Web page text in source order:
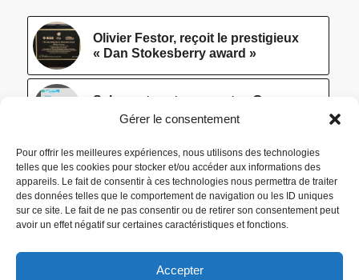
Gérer le consentement
Pour offrir les meilleures expériences, nous utilisons des technologies
telles que les cookies pour stocker et/ou accéder aux informations des
appareils. Le fait de consentir à ces technologies nous permettra de traiter
des données telles que le comportement de navigation ou les ID uniques
sur ce site. Le fait de ne pas consentir ou de retirer son consentement peut
avoir un effet négatif sur certaines caractéristiques et fonctions.
Accepter
Olivier Festor, reçoit le prestigieux
« Dan Stokesberry award »
Salons et portes ouvertes Groupe
[Intertion] La CGE présente les
résultats de l’enquête intertion 2019